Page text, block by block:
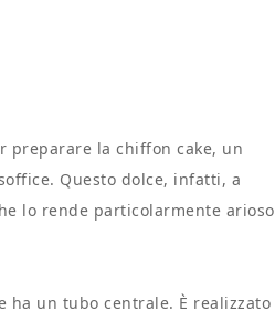
preparare la chiffon cake, un
Questo dolce, infatti, a
lo rende particolarmente arioso
ha un tubo centrale. È realizzato